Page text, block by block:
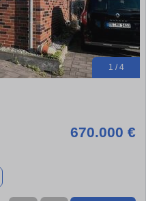
1 / 4
670.000 €